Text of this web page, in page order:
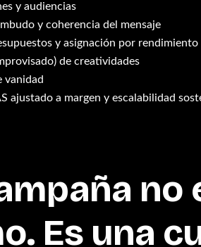
y audiencias
y coherencia del mensaje
y asignación por rendimiento
de creatividades
vanidad
ajustado a margen y escalabilidad
no
Es una